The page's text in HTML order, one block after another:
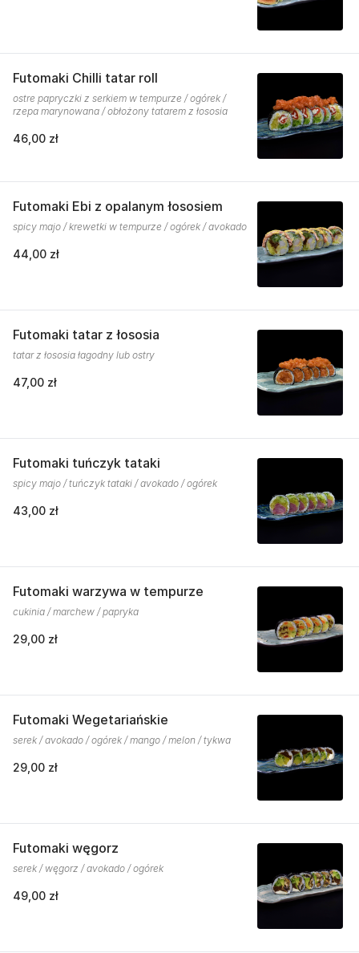
Futomaki Chilli tatar roll
ostre papryczki z serkiem w tempurze / ogórek /
rzepa marynowana / obłożony tatarem z łososia
46,00 zł
Futomaki Ebi z opalanym łososiem
spicy majo / krewetki w tempurze / ogórek / avokado
44,00 zł
Futomaki tatar z łososia
tatar z łososia łagodny lub ostry
47,00 zł
Futomaki tuńczyk tataki
spicy majo / tuńczyk tataki / avokado / ogórek
43,00 zł
Futomaki warzywa w tempurze
cukinia / marchew / papryka
29,00 zł
Futomaki Wegetariańskie
serek / avokado / ogórek / mango / melon / tykwa
29,00 zł
Futomaki węgorz
serek / węgorz / avokado / ogórek
49,00 zł